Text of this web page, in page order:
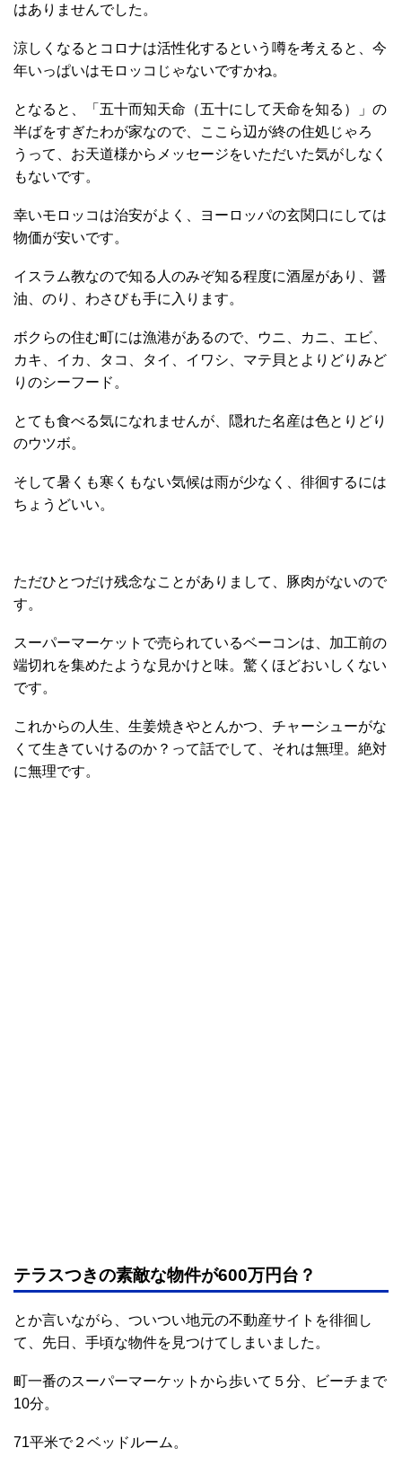
はありませんでした。
涼しくなるとコロナは活性化するという噂を考えると、今
年いっぱいはモロッコじゃないですかね。
となると、「五十而知天命（五十にして天命を知る）」の
半ばをすぎたわが家なので、ここら辺が終の住処じゃろ
うって、お天道様からメッセージをいただいた気がしなく
もないです。
幸いモロッコは治安がよく、ヨーロッパの玄関口にしては
物価が安いです。
イスラム教なので知る人のみぞ知る程度に酒屋があり、醤
油、のり、わさびも手に入ります。
ボクらの住む町には漁港があるので、ウニ、カニ、エビ、
カキ、イカ、タコ、タイ、イワシ、マテ貝とよりどりみど
りのシーフード。
とても食べる気になれませんが、隠れた名産は色とりどり
のウツボ。
そして暑くも寒くもない気候は雨が少なく、徘徊するには
ちょうどいい。
ただひとつだけ残念なことがありまして、豚肉がないので
す。
スーパーマーケットで売られているベーコンは、加工前の
端切れを集めたような見かけと味。驚くほどおいしくない
です。
これからの人生、生姜焼きやとんかつ、チャーシューがな
くて生きていけるのか？って話でして、それは無理。絶対
に無理です。
テラスつきの素敵な物件が600万円台？
とか言いながら、ついつい地元の不動産サイトを徘徊し
て、先日、手頃な物件を見つけてしまいました。
町一番のスーパーマーケットから歩いて５分、ビーチまで
10分。
71平米で２ベッドルーム。